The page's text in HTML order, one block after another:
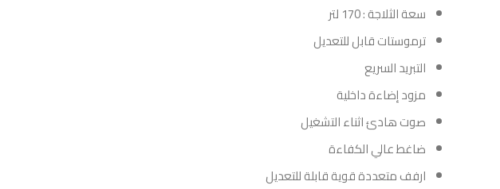
سعة الثلاجة : 170 لتر
ترموستات قابل للتعديل
التبريد السريع
مزود إضاءة داخلية
صوت هادئ اثناء التشغيل
ضاغط عالي الكفاءة
ارفف متعددة قوية قابلة للتعديل